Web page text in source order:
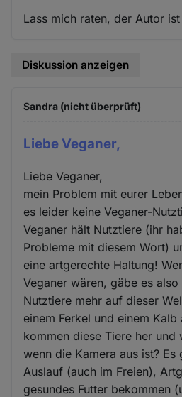
Lass mich raten, der Autor ist
Diskussion anzeigen
Sandra (nicht überprüft)
Liebe Veganer,
Liebe Veganer,
mein Problem mit eurer
es leider keine Veganer-
Veganer hält Nutztiere (ihr
Probleme mit diesem Wort)
eine artgerechte Haltung!
Veganer wären, gäbe es
Nutztiere mehr auf dieser
einem Ferkel und einem
kommen diese Tiere her und
wenn die Kamera aus ist?
Auslauf (auch im Freien),
gesundes Futter bekommen